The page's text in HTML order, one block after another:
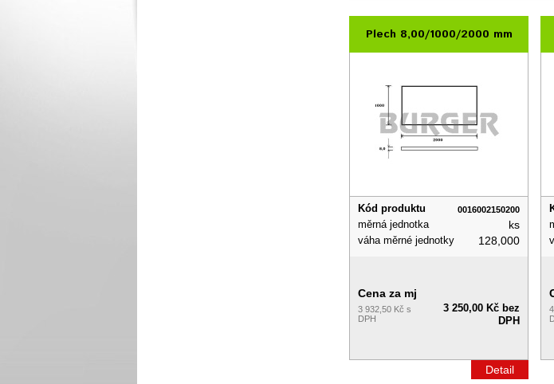
Plech 8,00/1000/2000 mm
Kód produktu 0016002150200
měrná jednotka ks
váha měrné jednotky 128,000
Cena za mj
3 932,50 Kč s
DPH
3 250,00 Kč bez
DPH
Detail